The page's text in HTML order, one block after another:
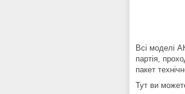
Всі моделі
партія,
пакет
Тут ви